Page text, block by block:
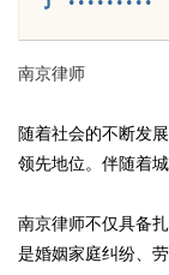
南京律师
随着社会的不断发
领先地位。伴随着
南京律师不仅具备
是婚姻家庭纠纷、